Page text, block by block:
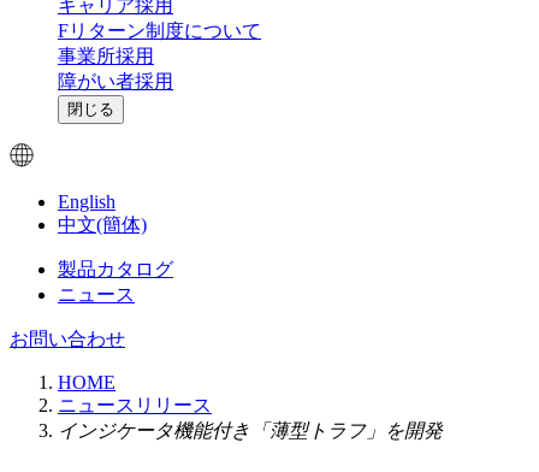
キャリア採用
Fリターン制度について
事業所採用
障がい者採用
閉じる
English
中文(簡体)
製品カタログ
ニュース
お問い合わせ
HOME
ニュースリリース
インジケータ機能付き「薄型トラフ」を開発